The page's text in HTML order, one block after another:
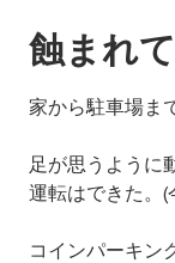
蝕まれ
家から駐車場ま
足が思うように
運転はできた。(
コインパーキン